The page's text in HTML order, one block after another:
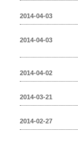
2014-04-03
2014-04-03
2014-04-02
2014-03-21
2014-02-27